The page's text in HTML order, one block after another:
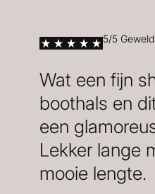
5/5
Wat een fijn
boothals en
een
Lekker lange
mooie lengte.